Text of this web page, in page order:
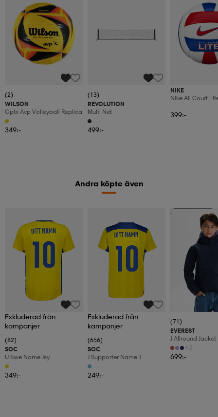
(2)
WILSON
Optx Avp Volleyball Replica
349:-
(13)
REVOLUTION
Multi Net
499:-
NIKE
Nike All Court
399:-
Andra köpte även
Exkluderad från
kampanjer
(82)
SOC
U Swe Name Jsy
349:-
Exkluderad från
kampanjer
(656)
SOC
J Supporter Name T
249:-
Kampanj -25%
(71)
EVEREST
J Allround Jacket
+2
699:-